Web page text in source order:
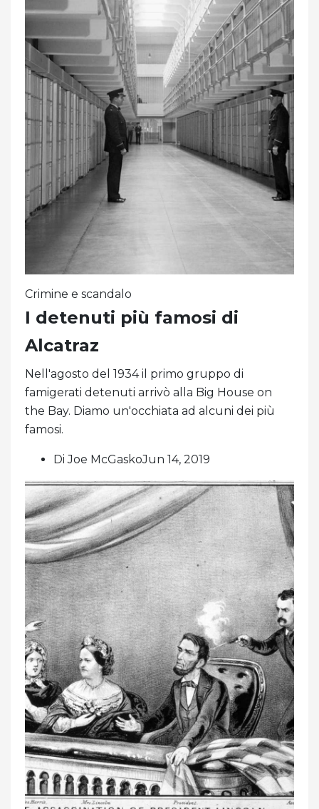
Crimine e scandalo
I detenuti più famosi di
Alcatraz
Nell'agosto del 1934 il primo gruppo di
famigerati detenuti arrivò alla Big House on
the Bay. Diamo un'occhiata ad alcuni dei più
famosi.
Di Joe McGaskoJun 14, 2019